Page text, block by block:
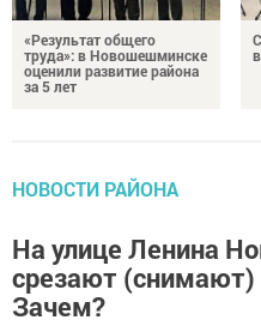
«Результат общего
труда»: в Новошешминске
оценили развитие района
за 5 лет
НОВОСТИ РАЙОНА
На улице Ленина
срезают (снимают)
Зачем?